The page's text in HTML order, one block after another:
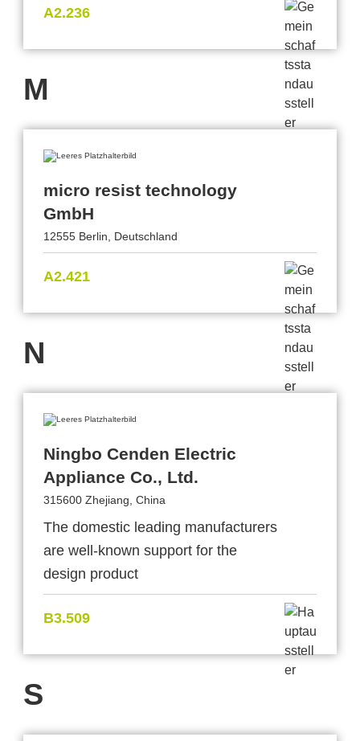
A2.236
M
micro resist technology
GmbH
12555 Berlin, Deutschland
A2.421
N
Ningbo Cenden Electric
Appliance Co., Ltd.
315600 Zhejiang, China
The domestic leading manufacturers
are well-known support for the
design product
B3.509
S